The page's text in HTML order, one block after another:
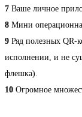
7 Ваше личное
8 Мини
9 Ряд полезных
исполнении, и не
флешка).
10 Огромное